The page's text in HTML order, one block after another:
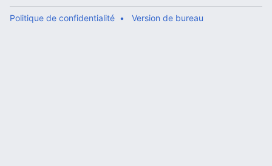
Politique de confidentialité Version de bureau